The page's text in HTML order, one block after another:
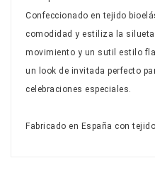
Confeccionado en tejido
comodidad y estiliza la
movimiento y un sutil estilo
un
look de invitada perfecto
celebraciones especiales.
Fabricado en España con